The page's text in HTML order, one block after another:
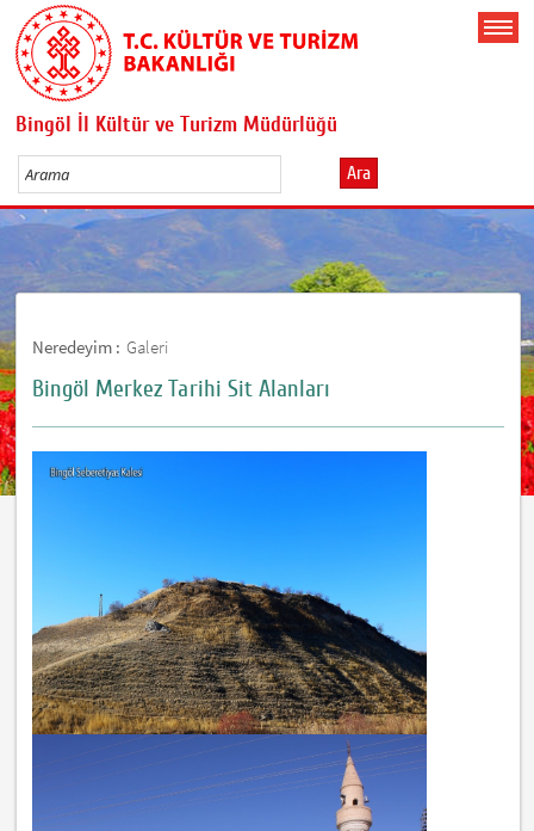
Bingöl İl Kültür ve Turizm Müdürlüğü
Ara
Neredeyim : Galeri
Bingöl Merkez Tarihi Sit Alanları